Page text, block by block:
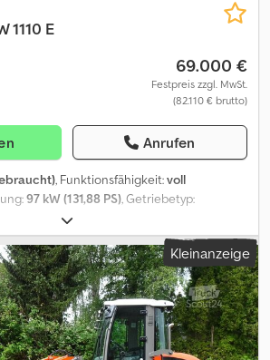
1110 E
69.000 €
Festpreis zzgl. MwSt.
(82.110 € brutto)
Anrufen
, Funktionsfähigkeit:voll
97 kW (131,88 PS), Getriebetyp:
, Betriebsgewicht:
418 h, Ausstattung:Allradantrieb,
UVV, Zusatzscheinwerfer, Cummins
PS) EU Stufe IV Einsatzgewicht 11.700
Hz Zentrifugalkraft 220 / 150 kN
Bandagendurchmesser 1500mm ROPS
Batteriehauptschalter
Radiovorbereitung Heizung und
Kleinanzeige